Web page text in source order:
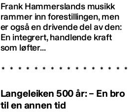
Frank Hammerslands musikk
rammer inn forestillingen, men
er også en drivende del av den:
En integrert, handlende kraft
som løfter...
Langeleiken 500 år: – En bro
til en annen tid